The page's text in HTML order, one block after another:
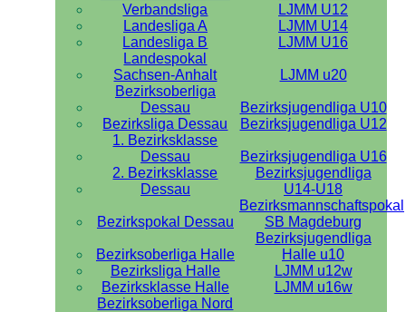
Verbandsliga
LJMM U12
Landesliga A
LJMM U14
Landesliga B
LJMM U16
Landespokal
Sachsen-Anhalt
LJMM u20
Bezirksoberliga
Dessau
Bezirksjugendliga U10
Bezirksliga Dessau
Bezirksjugendliga U12
1. Bezirksklasse
Dessau
Bezirksjugendliga U16
2. Bezirksklasse
Dessau
Bezirksjugendliga
U14-U18
Bezirkspokal Dessau
Bezirksmannschaftspokal
SB Magdeburg
Bezirksoberliga Halle
Bezirksjugendliga
Halle u10
Bezirksliga Halle
LJMM u12w
Bezirksklasse Halle
LJMM u16w
Bezirksoberliga Nord